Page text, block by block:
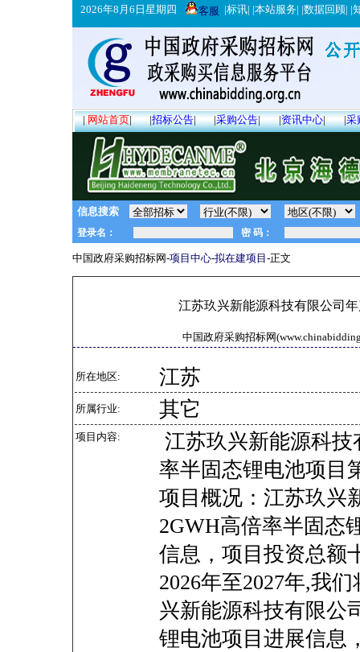
2026年8月6日星期四 客服 |标讯| |本站服务| |数据回顾| |
|网站首页| |招标公告| |采购公告| |资讯中心| |采
信息搜索
中国政府采购招标网-项目中心-拟在建项目 -正文
江苏玖兴新能源科技有限公司
中国政府采购招标网
所在地区: 江苏
所属行业: 其它
项目内容:
江苏玖兴新能源科
率半固态锂电池项目
项目概况：江苏玖兴
2GWH高倍率半固态
信息，项目投资总额
2026年至2027年,我
兴新能源科技有限公
锂电池项目进展信息